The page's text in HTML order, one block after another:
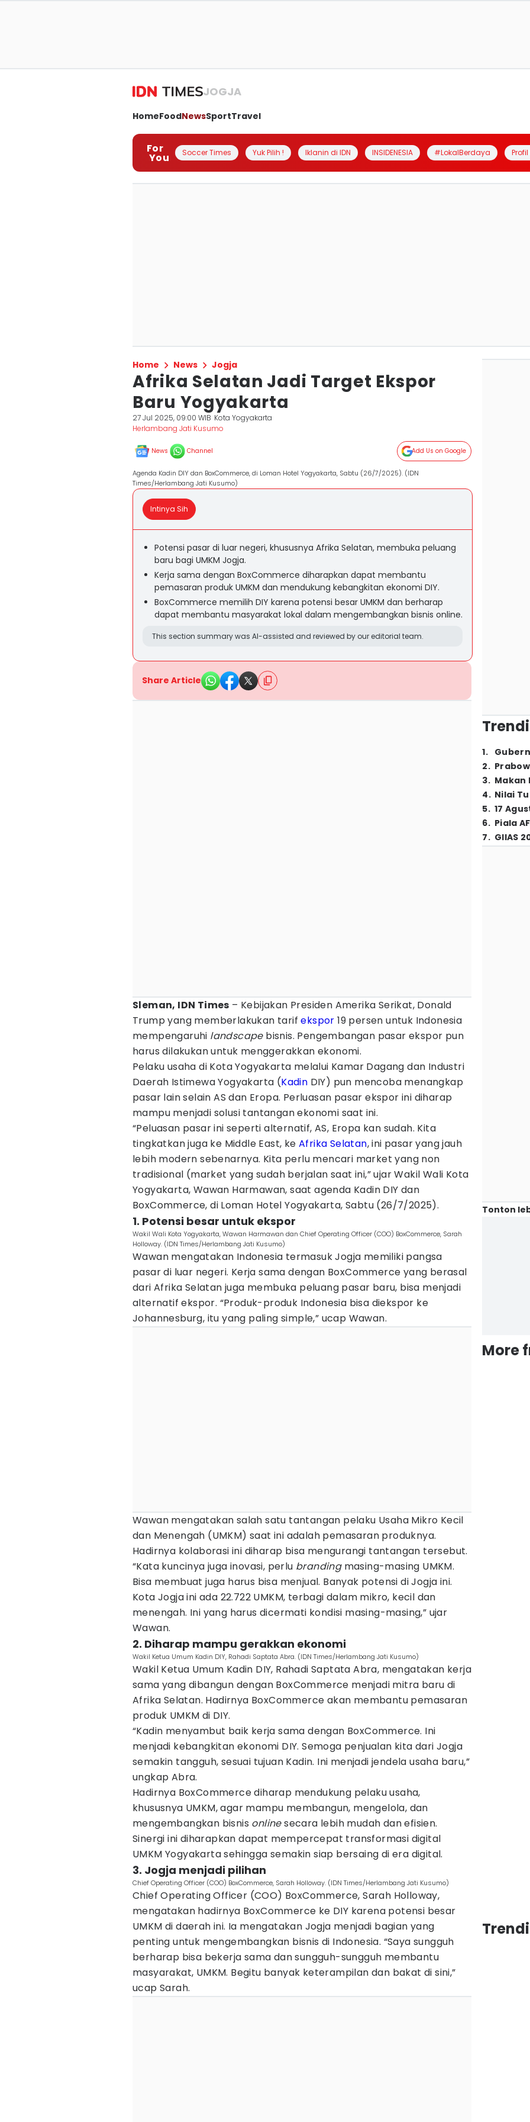
JOGJA
HomeFoodNewsSportTravel
For
You Soccer Times Yuk Pilih ! Iklanin di IDN INSIDENESIA #LokalBerdaya
Home News Jogja
Afrika Selatan Jadi Target Ekspor
Baru Yogyakarta
27 Jul 2025, 09:00 WIB Kota Yogyakarta
Herlambang Jati Kusumo
News Channel Add Us on Google
Agenda Kadin DIY dan BoxCommerce, di Loman Hotel Yogyakarta, Sabtu (26/7/2025). (IDN
Times/Herlambang Jati Kusumo)
Intinya Sih
Potensi pasar di luar negeri, khususnya Afrika Selatan, membuka peluang
baru bagi UMKM Jogja.
Kerja sama dengan BoxCommerce diharapkan dapat membantu
pemasaran produk UMKM dan mendukung kebangkitan ekonomi DIY.
BoxCommerce memilih DIY karena potensi besar UMKM dan berharap
dapat membantu masyarakat lokal dalam mengembangkan bisnis online.
This section summary was AI-assisted and reviewed by our editorial team.
Share Article
Sleman, IDN Times – Kebijakan Presiden Amerika Serikat, Donald
Trump yang memberlakukan tarifekspor 19 persen untuk Indonesia
mempengaruhi landscape bisnis. Pengembangan pasar ekspor pun
harus dilakukan untuk menggerakkan ekonomi.
Pelaku usaha di Kota Yogyakarta melalui Kamar Dagang dan Industri
Daerah Istimewa Yogyakarta (Kadin DIY) pun mencoba menangkap
pasar lain selain AS dan Eropa. Perluasan pasar ekspor ini diharap
mampu menjadi solusi tantangan ekonomi saat ini.
“Peluasan pasar ini seperti alternatif, AS, Eropa kan sudah. Kita
tingkatkan juga ke Middle East, ke Afrika Selatan, ini pasar yang jauh
lebih modern sebenarnya. Kita perlu mencari market yang non
tradisional (market yang sudah berjalan saat ini,” ujar Wakil Wali Kota
Yogyakarta, Wawan Harmawan, saat agenda Kadin DIY dan
BoxCommerce, di Loman Hotel Yogyakarta, Sabtu (26/7/2025).
1. Potensi besar untuk ekspor
Wakil Wali Kota Yogyakarta, Wawan Harmawan dan Chief Operating Officer (COO) BoxCommerce, Sarah
Holloway. (IDN Times/Herlambang Jati Kusumo)
Wawan mengatakan Indonesia termasuk Jogja memiliki pangsa
pasar di luar negeri. Kerja sama dengan BoxCommerce yang berasal
dari Afrika Selatan juga membuka peluang pasar baru, bisa menjadi
alternatif ekspor. “Produk-produk Indonesia bisa diekspor ke
Johannesburg, itu yang paling simple,” ucap Wawan.
Wawan mengatakan salah satu tantangan pelaku Usaha Mikro Kecil
dan Menengah (UMKM) saat ini adalah pemasaran produknya.
Hadirnya kolaborasi ini diharap bisa mengurangi tantangan tersebut.
“Kata kuncinya juga inovasi, perlu branding masing-masing UMKM.
Bisa membuat juga harus bisa menjual. Banyak potensi di Jogja ini.
Kota Jogja ini ada 22.722 UMKM, terbagi dalam mikro, kecil dan
menengah. Ini yang harus dicermati kondisi masing-masing,” ujar
Wawan.
2. Diharap mampu gerakkan ekonomi
Wakil Ketua Umum Kadin DIY, Rahadi Saptata Abra. (IDN Times/Herlambang Jati Kusumo)
Wakil Ketua Umum Kadin DIY, Rahadi Saptata Abra, mengatakan kerja
sama yang dibangun dengan BoxCommerce menjadi mitra baru di
Afrika Selatan. Hadirnya BoxCommerce akan membantu pemasaran
produk UMKM di DIY.
“Kadin menyambut baik kerja sama dengan BoxCommerce. Ini
menjadi kebangkitan ekonomi DIY. Semoga penjualan kita dari Jogja
semakin tangguh, sesuai tujuan Kadin. Ini menjadi jendela usaha baru,”
ungkap Abra.
Hadirnya BoxCommerce diharap mendukung pelaku usaha,
khususnya UMKM, agar mampu membangun, mengelola, dan
mengembangkan bisnis onlinesecara lebih mudah dan efisien.
Sinergi ini diharapkan dapat mempercepat transformasi digital
UMKM Yogyakarta sehingga semakin siap bersaing di era digital.
3. Jogja menjadi pilihan
Chief Operating Officer (COO) BoxCommerce, Sarah Holloway. (IDN Times/Herlambang Jati Kusumo)
Chief Operating Officer (COO) BoxCommerce, Sarah Holloway,
mengatakan hadirnya BoxCommerce ke DIY karena potensi besar
UMKM di daerah ini. Ia mengatakan Jogja menjadi bagian yang
penting untuk mengembangkan bisnis di Indonesia. “Saya sungguh
berharap bisa bekerja sama dan sungguh-sungguh membantu
masyarakat, UMKM. Begitu banyak keterampilan dan bakat di sini,”
ucap Sarah.
1.
2.
3. Makan
4. Nilai
5. 17
6. Piala
7. GIIAS
Tonton
More